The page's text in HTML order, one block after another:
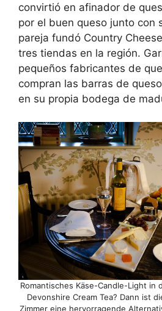
convirtió en afinador de
por el buen queso junto con
pareja fundó Country
tres tiendas en la región.
pequeños fabricantes de
compran las barras de
en su propia bodega de
Romantisches Käse-Candle-Light in
Devonshire Cream Tea? Dann ist
Zimmer eine hervorragende